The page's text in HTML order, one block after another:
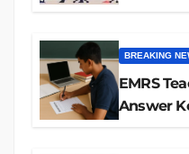
BREAKING
EMRS
Answer